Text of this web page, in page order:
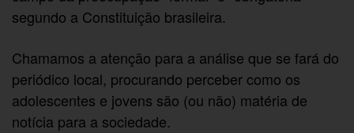
segundo a Constituição brasileira.
Chamamos a atenção para a análise que se fará do
periódico local, procurando perceber como os
adolescentes e jovens são (ou não) matéria de
notícia para a sociedade.